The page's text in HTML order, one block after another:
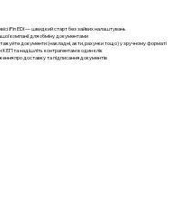
iFin EDI — швидкий старт без зайвих налаштувань
компанії для обміну документами
документи (накладні, акти, рахунки тощо) у зручному форматі
КЕП та надішліть контрагентам в один клік
про доставку та підписання документів